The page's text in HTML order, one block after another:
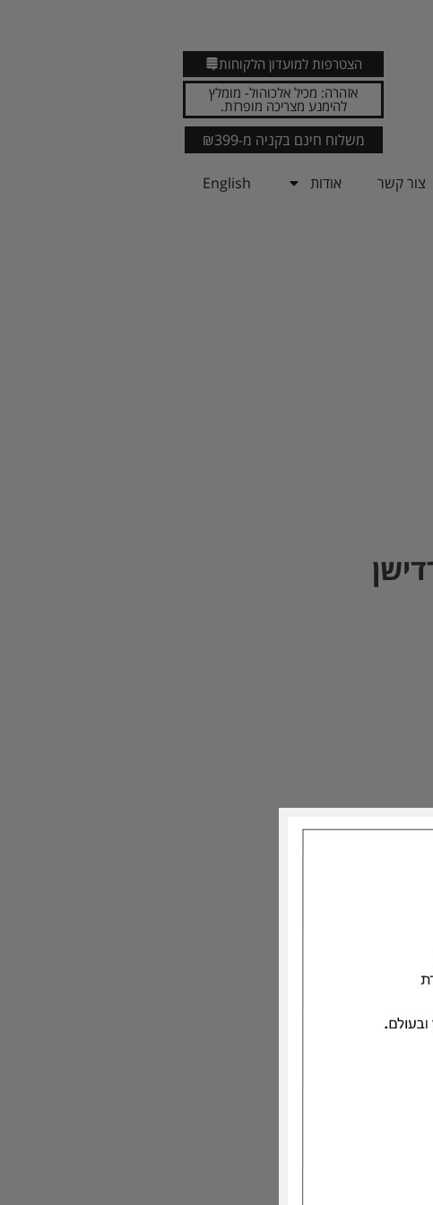
הצטרפות למועדון הלקוחות
אזהרה: מכיל אלכוהול- מומלץ
להימנע מצריכה מופרזת.
משלוח חינם בקניה מ-₪399
צור קשר אודות English